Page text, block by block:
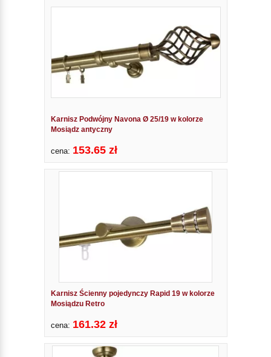
Karnisz Podwójny Navona Ø 25/19 w kolorze
Mosiądz antyczny
cena: 153.65 zł
Karnisz Ścienny pojedynczy Rapid 19 w kolorze
Mosiądzu Retro
cena: 161.32 zł